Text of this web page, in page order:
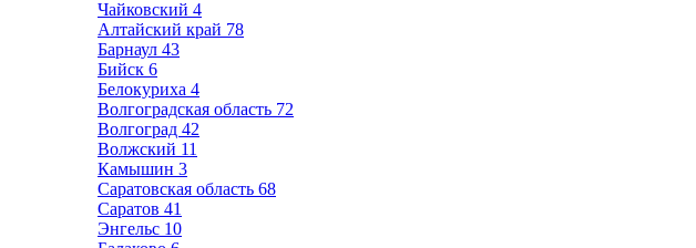
Чайковский 4
Алтайский край 78
Барнаул 43
Бийск 6
Белокуриха 4
Волгоградская область 72
Волгоград 42
Волжский 11
Камышин 3
Саратовская область 68
Саратов 41
Энгельс 10